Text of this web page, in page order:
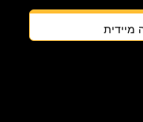
מיידית